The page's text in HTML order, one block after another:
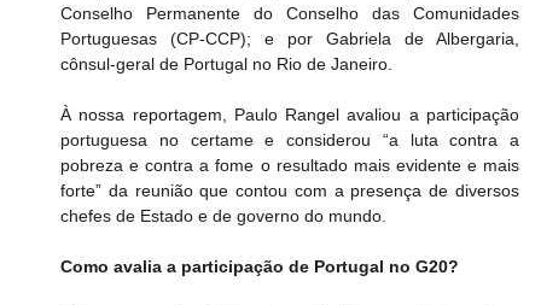
Conselho Permanente do Conselho das Comunidades
Portuguesas (CP-CCP); e por Gabriela de Albergaria,
cônsul-geral de Portugal no Rio de Janeiro.
À nossa reportagem, Paulo Rangel avaliou a participação
portuguesa no certame e considerou “a luta contra a
pobreza e contra a fome o resultado mais evidente e mais
forte” da reunião que contou com a presença de diversos
chefes de Estado e de governo do mundo.
Como avalia a participação de Portugal no G20?